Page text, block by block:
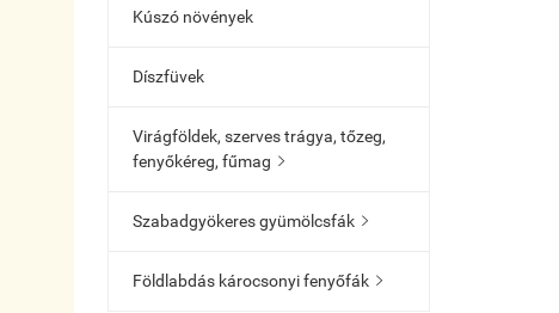
Kúszó növények
Díszfüvek
Virágföldek, szerves trágya, tőzeg,
fenyőkéreg, fűmag 
Szabadgyökeres gyümölcsfák 
Földlabdás károcsonyi fenyőfák 